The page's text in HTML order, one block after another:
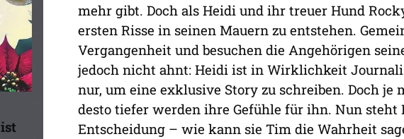
mehr gibt. Doch als Heidi und ihr treuer Hund
ersten Risse in seinen Mauern zu entstehen.
Vergangenheit und besuchen die Angehörigen
jedoch nicht ahnt: Heidi ist in Wirklichkeit
nur, um eine exklusive Story zu schreiben. Doch
desto tiefer werden ihre Gefühle für ihn. Nun
Entscheidung – wie kann sie Tim die Wahrheit